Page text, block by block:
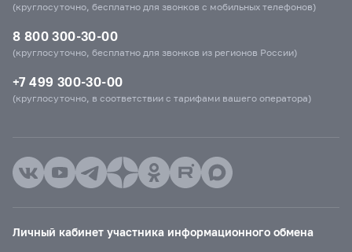
(круглосуточно, бесплатно для звонков с мобильных телефонов)
8 800 300-30-00
(круглосуточно, бесплатно для звонков из регионов России)
+7 499 300-30-00
(круглосуточно, в соответствии с тарифами вашего оператора)
Личный кабинет участника информационного обмена